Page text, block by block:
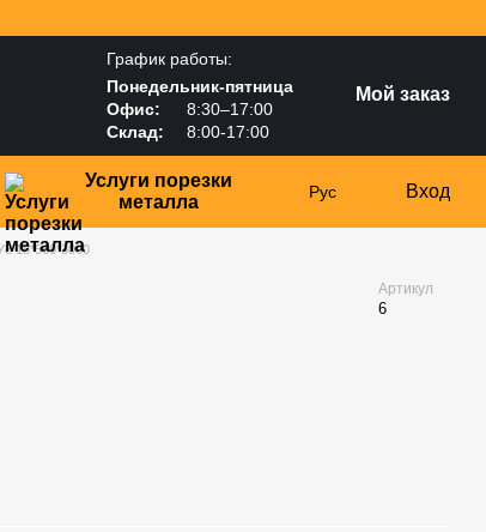
График работы:
Понедельник-пятница
Офис:
8:30–17:00
Склад:
8:00-17:00
Мой заказ
Услуги порезки
металла
Рус Вход
18*560*3000
Артикул
6